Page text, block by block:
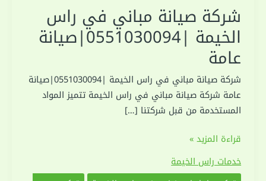
شركة صيانة مباني في راس
الخيمة |0551030094|صيانة
عامة
شركة صيانة مباني في راس الخيمة |0551030094|صيانة
عامة شركة صيانة مباني في راس الخيمة تتميز المواد
المستخدمة من قبل شركتنا […]
شركة
صيانة
مباني
قراءة المزيد »
خدمات راس الخيمة